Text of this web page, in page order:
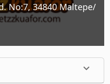
No:7, 34840 Maltepe/